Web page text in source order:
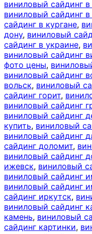
виниловый сайдинг
виниловый сайдинг
сайдинг в кургане,
дону, виниловый
сайдинг в украине,
виниловый сайдинг
фото цены,
виниловый сайдинг
вольск, виниловый
сайдинг горит,
виниловый сайдинг
виниловый сайдинг
купить, виниловый
виниловый сайдинг
сайдинг доломит,
виниловый сайдинг
ижевск, виниловый
виниловый сайдинг
виниловый сайдинг
сайдинг иркутск,
виниловый сайдинг
камень, виниловый
сайдинг картинки,